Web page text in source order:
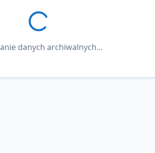
danych archiwalnych...